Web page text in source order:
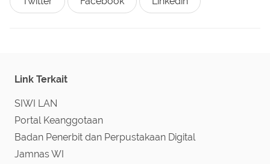
Link Terkait
SIWI LAN
Portal Keanggotaan
Badan Penerbit dan Perpustakaan Digital
Jamnas WI